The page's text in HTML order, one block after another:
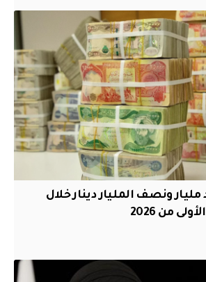
مليار ونصف المليار دينار خلال
من 2026